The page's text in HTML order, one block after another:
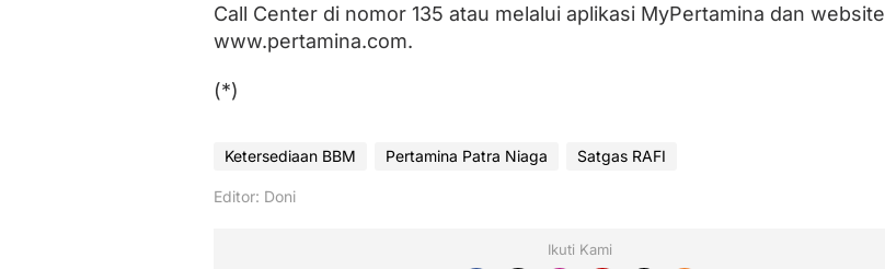
Call Center di nomor 135 atau melalui aplikasi MyPertamina dan website
www.pertamina.com.
(*)
Ketersediaan BBM Pertamina Patra Niaga Satgas RAFI
Editor: Doni
Ikuti Kami